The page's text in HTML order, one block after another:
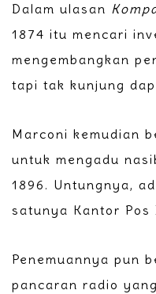
Dalam ulasan
1874 itu mencari
mengembangkan
tapi tak kunjung
Marconi kemudian
untuk mengadu
1896. Untungnya,
satunya Kantor Pos
Penemuannya pun
pancaran radio